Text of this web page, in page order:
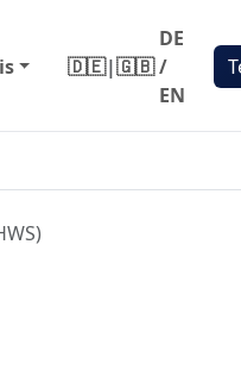
🇩🇪|🇬🇧
DE
/
EN